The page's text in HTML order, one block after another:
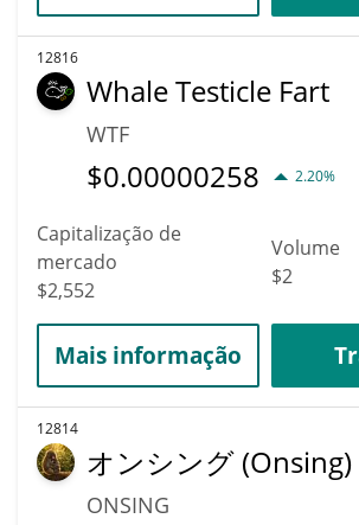
12816
Whale Testicle Fart
WTF
$0.00000258 2.20%
Capitalização de
mercado
$2,552
Volume
$2
Mais informação
12814
オンシング (Onsing)
ONSING